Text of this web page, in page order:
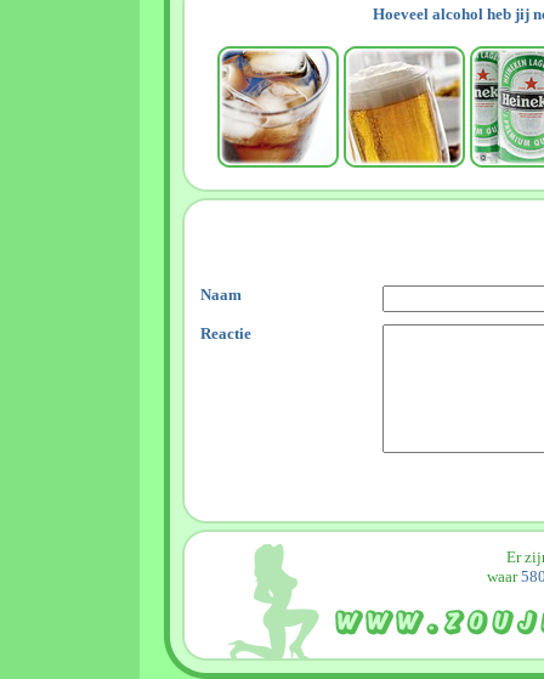
Hoeveel alcohol heb jij
Naam
Reactie
Er
waar